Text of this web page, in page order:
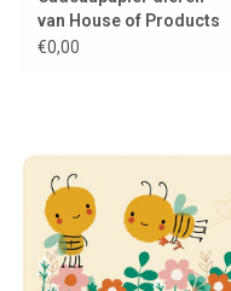
van House of Products
€0,00